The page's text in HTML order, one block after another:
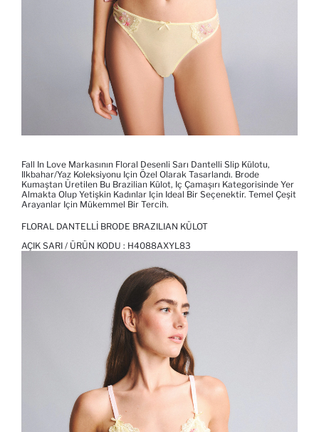
Fall In Love Markasının Floral Desenli Sarı Dantelli Slip Külotu,
Ilkbahar/yaz Koleksiyonu Için Özel Olarak Tasarlandı. Brode
Kumaştan Üretilen Bu Brazilian Külot, Iç Çamaşırı Kategorisinde Yer
Almakta Olup Yetişkin Kadınlar Için Ideal Bir Seçenektir. Temel Çeşit
Arayanlar Için Mükemmel Bir Tercih.
FLORAL DANTELLI BRODE BRAZILIAN KÜLOT
AÇIK SARI / ÜRÜN KODU : H4088AXYL83